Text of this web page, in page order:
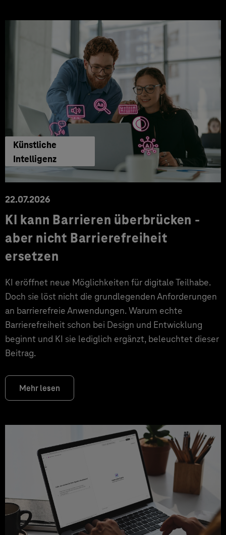
Künstliche
Intelligenz
22.07.2026
KI kann Barrieren überbrücken -
aber nicht Barrierefreiheit
ersetzen
KI eröffnet neue Möglichkeiten für digitale Teilhabe.
Doch sie löst nicht die grundlegenden Anforderungen
an barrierefreie Anwendungen. Warum echte
Barrierefreiheit schon bei Design und Entwicklung
beginnt und KI sie lediglich ergänzt, beleuchtet dieser
Beitrag.
Mehr lesen